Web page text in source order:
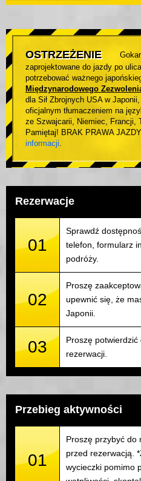
OSTRZEŻENIE
zaprojektowane do jazdy po
potrzebować ważnego
Międzynarodowego
dla Sił Zbrojnych USA w
oficjalnym tłumaczeniem na
ze Szwajcarii, Niemiec, Francji,
Pamiętaj! BRAK PRAWA
informacji.
Rezerwacje
01
Sprawdź
telefon, formularz
podróży.
02
Proszę
upewnić się, że
Japonii.
03
Proszę
rezerwacji.
Przebieg aktywności
01
Proszę przybyć do
przed rezerwacją.
wycieczki pomimo